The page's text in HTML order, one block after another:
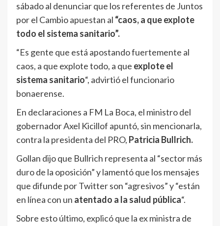
sábado al denunciar que los referentes de Juntos
por el Cambio apuestan al “caos, a que explote
todo el sistema sanitario”.
“Es gente que está apostando fuertemente al
caos, a que explote todo, a que explote el
sistema sanitario“, advirtió el funcionario
bonaerense.
En declaraciones a FM La Boca, el ministro del
gobernador Axel Kicillof apuntó, sin mencionarla,
contra la presidenta del PRO, Patricia Bullrich.
Gollan dijo que Bullrich representa al “sector más
duro de la oposición” y lamentó que los mensajes
que difunde por Twitter son “agresivos” y “están
en línea con un atentado a la salud pública“.
Sobre esto último, explicó que la ex ministra de